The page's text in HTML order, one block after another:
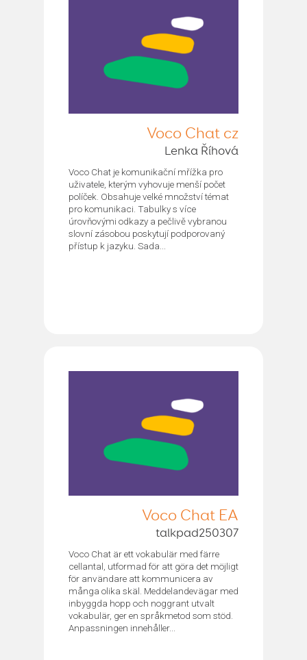
Voco Chat cz
Lenka Říhová
Voco Chat je komunikační mřížka pro
uživatele, kterým vyhovuje menší počet
políček. Obsahuje velké množství témat
pro komunikaci. Tabulky s více
úrovňovými odkazy a pečlivě vybranou
slovní zásobou poskytují podporovaný
přístup k jazyku. Sada...
Voco Chat EA
talkpad250307
Voco Chat är ett vokabulär med färre
cellantal, utformad för att göra det möjligt
för användare att kommunicera av
många olika skäl. Meddelandevägar med
inbyggda hopp och noggrant utvalt
vokabulär, ger en språkmetod som stöd.
Anpassningen innehåller...